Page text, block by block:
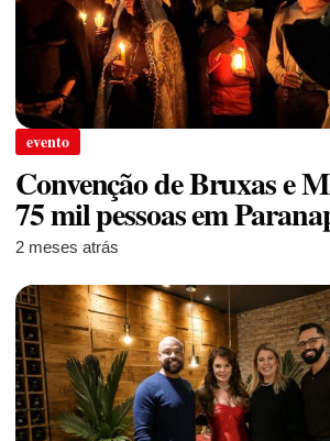
evento
Convenção de Bruxas e
75 mil pessoas em
2 meses atrás